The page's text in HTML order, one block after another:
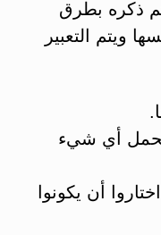
ذكره بطرق
ويتم التعبير
تحمل أي شيء
أن يكونوا